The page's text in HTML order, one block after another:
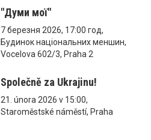
"Думи мої"
7 березня 2026, 17:00 год,
Будинок національних меншин,
Vocelova 602/3, Praha 2
Společně za Ukrajinu!
21. února 2026 v 15:00,
Staroměstské náměstí, Praha